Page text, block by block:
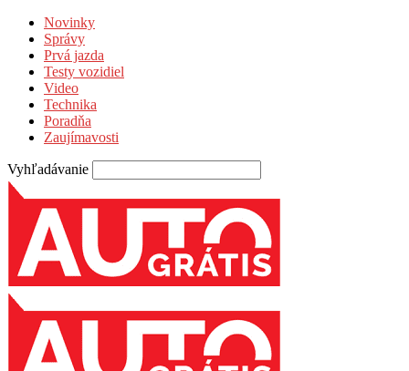
Novinky
Správy
Prvá jazda
Testy vozidiel
Video
Technika
Poradňa
Zaujímavosti
Vyhľadávanie